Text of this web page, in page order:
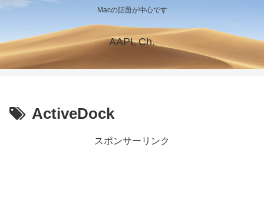
Macの話題が中心です
AAPL Ch.
ActiveDock
スポンサーリンク